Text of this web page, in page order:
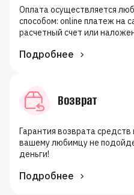
Оплата осуществляется
способом: online платеж на
расчетный счет или
Подробнее
Возврат
Гарантия возврата
вашему любимцу не
деньги!
Подробнее